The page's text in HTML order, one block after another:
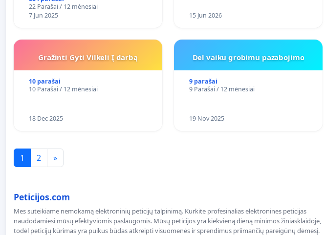
FUNKCIJAI
22 Parašai / 12 mėnesiai
7 Jun 2025
15 Jun 2026
Gražinti Gyti Vilkeli Į darbą
10 parašai
10 Parašai / 12 mėnesiai
18 Dec 2025
Del vaiku grobimu pazabojimo
9 parašai
9 Parašai / 12 mėnesiai
19 Nov 2025
1 2 »
Peticijos.com
Mes suteikiame nemokamą elektroninių peticijų talpinimą. Kurkite profesinalias elektronines peticijas
naudodamiesi mūsų efektyviomis paslaugomis. Mūsų peticijos yra kiekvieną dieną minimos žiniasklaidoje,
todėl peticijų kūrimas yra puikus būdas atkreipti visuomenės ir sprendimus priimančių pareigūnų dėmesį.